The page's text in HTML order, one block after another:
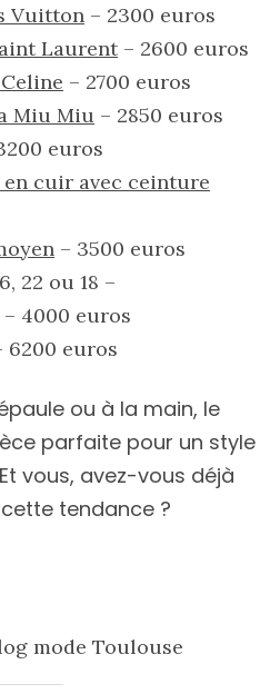
Vuitton – 2300 euros
Laurent– 2600 euros
– 2700 euros
Miu Miu – 2850 euros
euros
en cuir avec ceinture
– 3500 euros
22 ou 18 –
– 4000 euros
6200 euros
ou à la main, le
parfaite pour un style
vous, avez-vous déjà
tendance ?
mode Toulouse